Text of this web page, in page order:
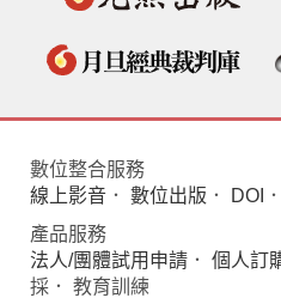
數位整合服務
線上影音 ． 數位出版 ． DOI ．
產品服務
法人/團體試用申請 ． 個人訂
採． 教育訓練